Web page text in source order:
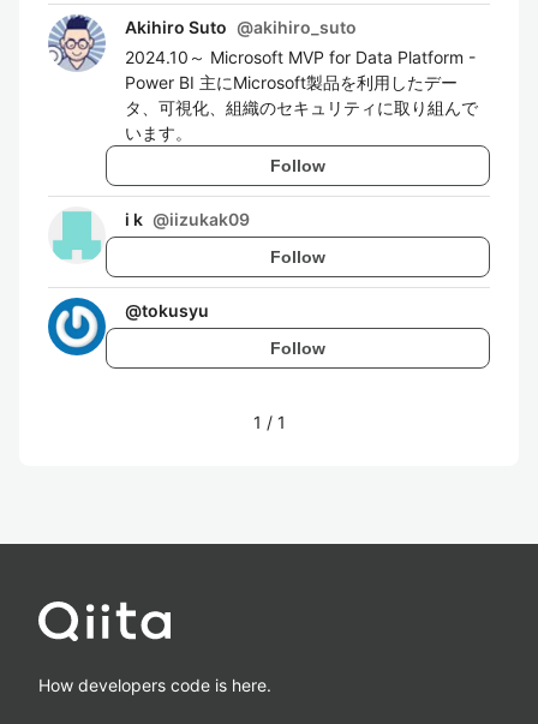
Akihiro Suto @akihiro_suto
2024.10～ Microsoft MVP for Data Platform -
Power BI 主にMicrosoft製品を利用したデー
タ、可視化、組織のセキュリティに取り組んで
います。
Follow
i k @iizukak09
Follow
@tokusyu
Follow
1 / 1
How developers code is here.